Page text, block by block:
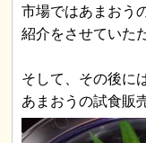
市場ではあまおう
紹介をさせていた
そして、その後に
あまおうの試食販